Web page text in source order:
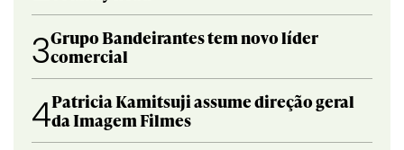
3Grupo Bandeirantes tem novo líder
comercial
4Patricia Kamitsuji assume direção geral
da Imagem Filmes